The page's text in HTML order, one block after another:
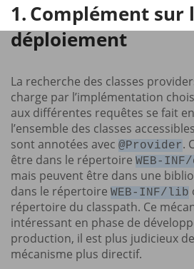
Complément sur
déploiement
La recherche des classes
charge par l’implémentation
aux différentes requêtes se fait
l’ensemble des classes
sont annotées avec @Provider.
être dans le répertoire WEB-
mais peuvent être dans une
dans le répertoire WEB-INF/lib
répertoire du classpath. Ce
intéressant en phase de
production, il est plus judicieux
mécanisme plus directif.